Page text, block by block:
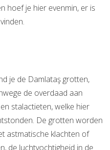
hoef je hier evenmin, er is
je de Damlataş grotten,
de overdaad aan
stalactieten, welke hier
De grotten worden
astmatische klachten of
de luchtvochtigheid in de